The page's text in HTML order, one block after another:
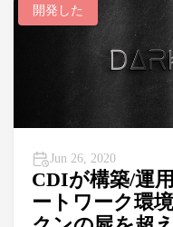
開発した
Jun 26, 2020
CDIが構築/運
ートワーク環